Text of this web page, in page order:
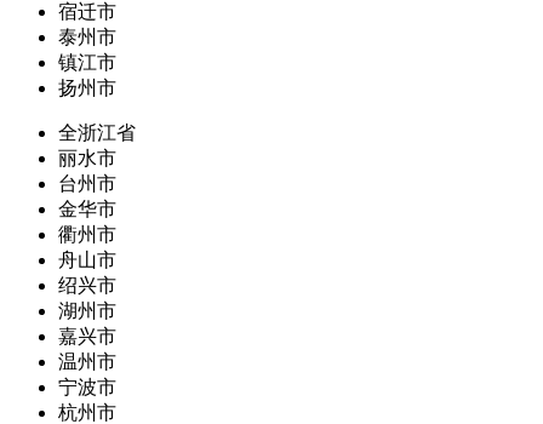
宿迁市
泰州市
镇江市
扬州市
全浙江省
丽水市
台州市
金华市
衢州市
舟山市
绍兴市
湖州市
嘉兴市
温州市
宁波市
杭州市